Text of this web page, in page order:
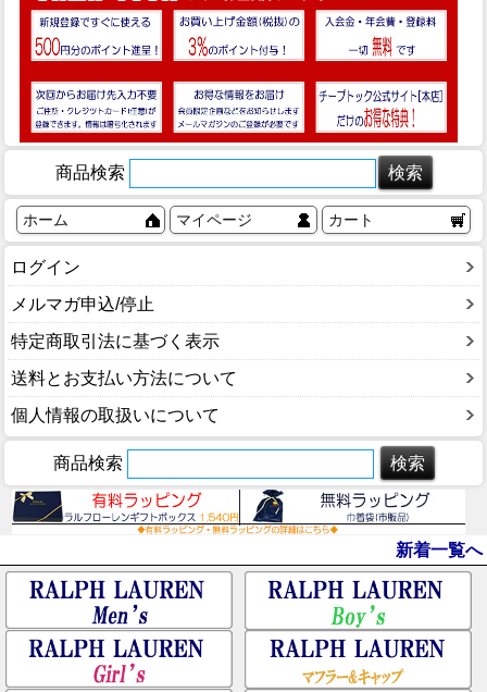
商品検索
ホーム マイページ カート
ログイン
メルマガ申込/停止
特定商取引法に基づく表示
送料とお支払い方法について
個人情報の取扱いについて
商品検索
新着一覧へ